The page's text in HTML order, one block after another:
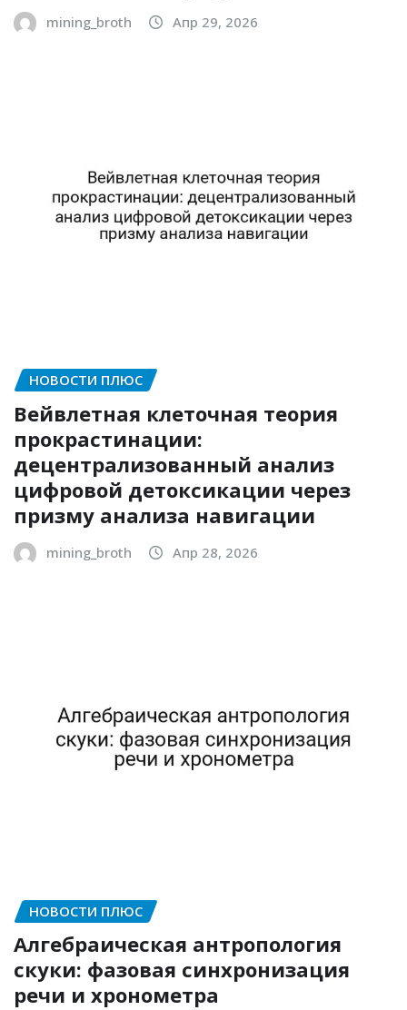
mining_broth Апр 29, 2026
НОВОСТИ ПЛЮС
Вейвлетная клеточная теория
прокрастинации:
децентрализованный анализ
цифровой детоксикации через
призму анализа навигации
mining_broth Апр 28, 2026
НОВОСТИ ПЛЮС
Алгебраическая антропология
скуки: фазовая синхронизация
речи и хронометра